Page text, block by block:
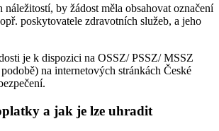
náležitostí, by žádost měla obsahovat označení
poskytovatele zdravotních služeb, a jeho
je k dispozici na OSSZ/ PSSZ/ MSSZ
na internetových stránkách České
a jak je lze uhradit